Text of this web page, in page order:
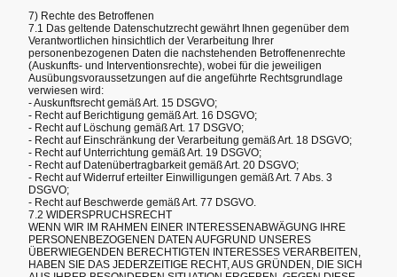
7) Rechte des Betroffenen
7.1 Das geltende Datenschutzrecht gewährt Ihnen gegenüber dem
Verantwortlichen hinsichtlich der Verarbeitung Ihrer
personenbezogenen Daten die nachstehenden Betroffenenrechte
(Auskunfts- und Interventionsrechte), wobei für die jeweiligen
Ausübungsvoraussetzungen auf die angeführte Rechtsgrundlage
verwiesen wird:
- Auskunftsrecht gemäß Art. 15 DSGVO;
- Recht auf Berichtigung gemäß Art. 16 DSGVO;
- Recht auf Löschung gemäß Art. 17 DSGVO;
- Recht auf Einschränkung der Verarbeitung gemäß Art. 18 DSGVO;
- Recht auf Unterrichtung gemäß Art. 19 DSGVO;
- Recht auf Datenübertragbarkeit gemäß Art. 20 DSGVO;
- Recht auf Widerruf erteilter Einwilligungen gemäß Art. 7 Abs. 3
DSGVO;
- Recht auf Beschwerde gemäß Art. 77 DSGVO.
7.2 WIDERSPRUCHSRECHT
WENN WIR IM RAHMEN EINER INTERESSENABWÄGUNG IHRE
PERSONENBEZOGENEN DATEN AUFGRUND UNSERES
ÜBERWIEGENDEN BERECHTIGTEN INTERESSES VERARBEITEN,
HABEN SIE DAS JEDERZEITIGE RECHT, AUS GRÜNDEN, DIE SICH